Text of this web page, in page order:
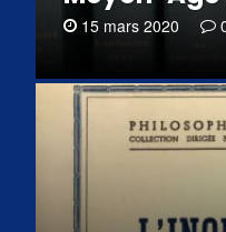
15 mars 2020